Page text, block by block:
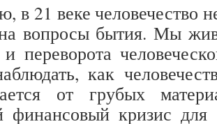
в 21 веке человечество
на вопросы бытия. Мы
переворота
как
от грубых
финансовый кризис для